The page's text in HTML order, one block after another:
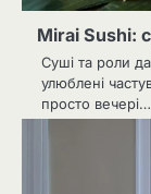
Mirai Sushi:
Суші та роли
улюблені
просто вечері…